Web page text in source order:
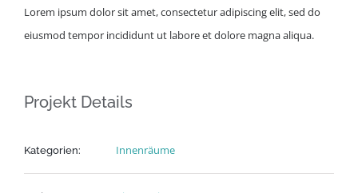
Lorem ipsum dolor sit amet, consectetur adipiscing elit, sed do
eiusmod tempor incididunt ut labore et dolore magna aliqua.
Projekt Details
Kategorien: Innenräume